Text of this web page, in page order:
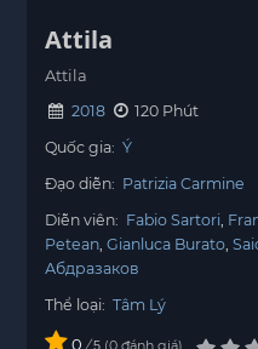
Attila
Attila
2018
120 Phút
Quốc gia: Ý
Đạo diễn: Patrizia Carmine
Diễn viên: Fabio Sartori
Petean Gianluca Burato
Абдразаков
Thể loại: Tâm Lý
0 5